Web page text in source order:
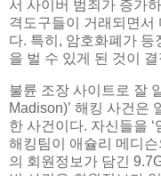
서 사이버 범죄가 증가
격도구들이 거래되면서
다. 특히, 암호화폐가
을 벌 수 있게 된 것이
불륜 조장 사이트로 잘
Madison)’ 해킹 사건은
한 사건이다. 자신들을 ‘
해킹팀이 애슐리 메디
의 회원정보가 담긴